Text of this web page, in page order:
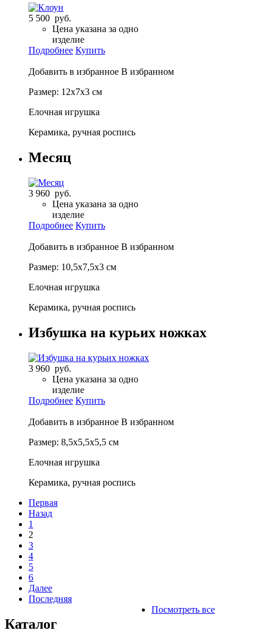
5 500 руб.
Цена указана за одно
изделие
Подробнее Купить
Добавить в избранное В избранном
Размер: 12х7х3 см
Елочная игрушка
Керамика, ручная роспись
Месяц
3 960 руб.
Цена указана за одно
изделие
Подробнее Купить
Добавить в избранное В избранном
Размер: 10,5х7,5х3 см
Елочная игрушка
Керамика, ручная роспись
Избушка на курьих ножках
3 960 руб.
Цена указана за одно
изделие
Подробнее Купить
Добавить в избранное В избранном
Размер: 8,5х5,5х5,5 см
Елочная игрушка
Керамика, ручная роспись
Первая
Назад
1
2
3
4
5
6
Далее
Последняя
Посмотреть все
Каталог